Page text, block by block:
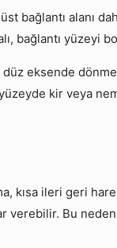
üst bağlantı alanı
bağlantı yüzeyi
düz eksende
yüzeyde kir veya
kısa ileri geri
verebilir. Bu